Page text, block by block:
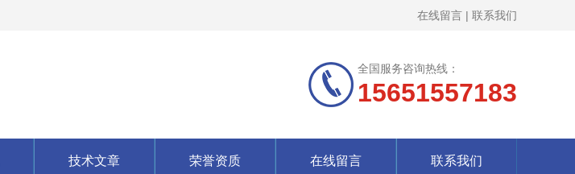
在线留言 | 联系我们
全国服务咨询热线：
15651557183
技术文章 荣誉资质 在线留言 联系我们